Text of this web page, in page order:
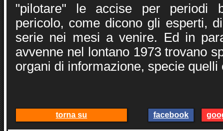
"pilotare" le accise per periodi
pericolo, come dicono gli esperti,
serie nei mesi a venire. Ed in
avvenne nel lontano 1973 trovano
organi di informazione, specie quelli
torna su facebook